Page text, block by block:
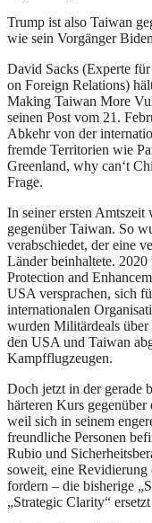
Trump ist also Taiwan
wie sein Vorgänger
David Sacks (Experte
on Foreign Relations)
Making Taiwan More
seinen Post vom 21.
Abkehr von der
fremde Territorien wie
Greenland, why can‘t
Frage.
In seiner ersten
gegenüber Taiwan. So
verabschiedet, der eine
Länder beinhaltete.
Protection and
USA versprachen, sich
internationalen
wurden Militärdeals
den USA und Taiwan
Kampfflugzeugen.
Doch jetzt in der gerade
härteren Kurs
weil sich in seinem
freundliche Personen
Rubio und
soweit, eine Revidierung
fordern – die bisherige
„Strategic Clarity“